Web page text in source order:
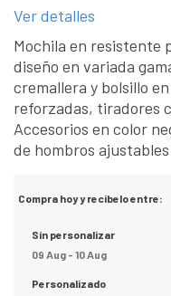
Ver detalles
Mochila en resistente
diseño en variada
cremallera y bolsillo
reforzadas, tiradores
Accesorios en color
de hombros
Compra hoy y recibelo entre:
Sin personalizar
09 Aug - 10 Aug
Personalizado